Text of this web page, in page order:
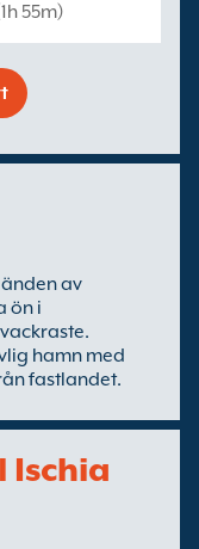
55m)
av
ön i
hamn med
fastlandet.